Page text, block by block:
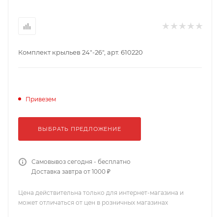
Комплект крыльев 24"-26", арт. 610220
Привезем
ВЫБРАТЬ ПРЕДЛОЖЕНИЕ
Самовывоз сегодня - бесплатно
Доставка завтра от 1000 ₽
Цена действительна только для интернет-магазина и
может отличаться от цен в розничных магазинах